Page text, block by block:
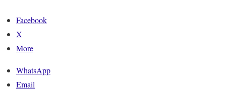
Facebook
X
More
WhatsApp
Email